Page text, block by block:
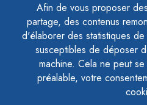
Afin de vous proposer
partage, des contenus
d'élaborer des statistiques
susceptibles de déposer
machine. Cela ne peut
préalable, votre
ACCESSIBILITÉ -
PLAN
MENTIONS
CONTACTER LE DÉLÉGUÉ À
GESTION